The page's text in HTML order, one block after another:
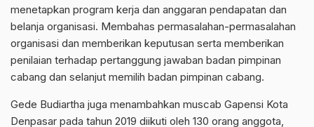
menetapkan program kerja dan anggaran pendapatan dan
belanja organisasi. Membahas permasalahan-permasalahan
organisasi dan memberikan keputusan serta memberikan
penilaian terhadap pertanggung jawaban badan pimpinan
cabang dan selanjut memilih badan pimpinan cabang.
Gede Budiartha juga menambahkan muscab Gapensi Kota
Denpasar pada tahun 2019 diikuti oleh 130 orang anggota,